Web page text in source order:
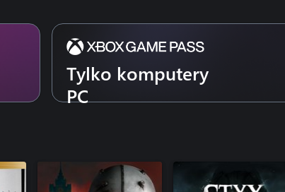
Tylko komputery
PC